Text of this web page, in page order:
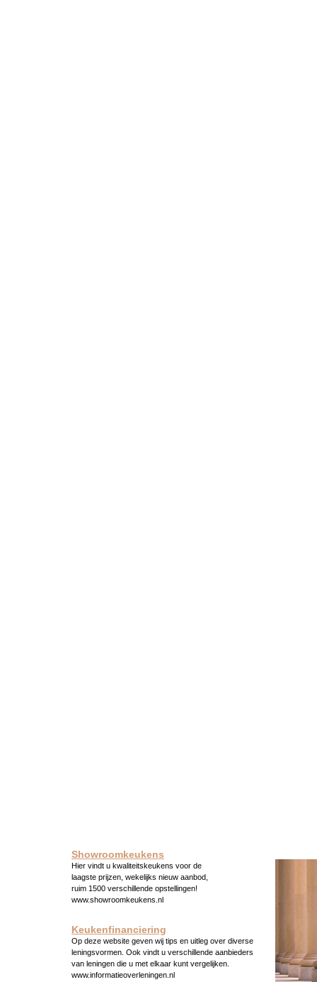
Showroomkeukens
Hier vindt u kwaliteitskeukens voor de
laagste prijzen, wekelijks nieuw aanbod,
ruim 1500 verschillende opstellingen!
www.showroomkeukens.nl
Keukenfinanciering
Op deze website geven wij tips en uitleg over diverse
leningsvormen. Ook vindt u verschillende aanbieders
van leningen die u met elkaar kunt vergelijken.
www.informatieoverleningen.nl